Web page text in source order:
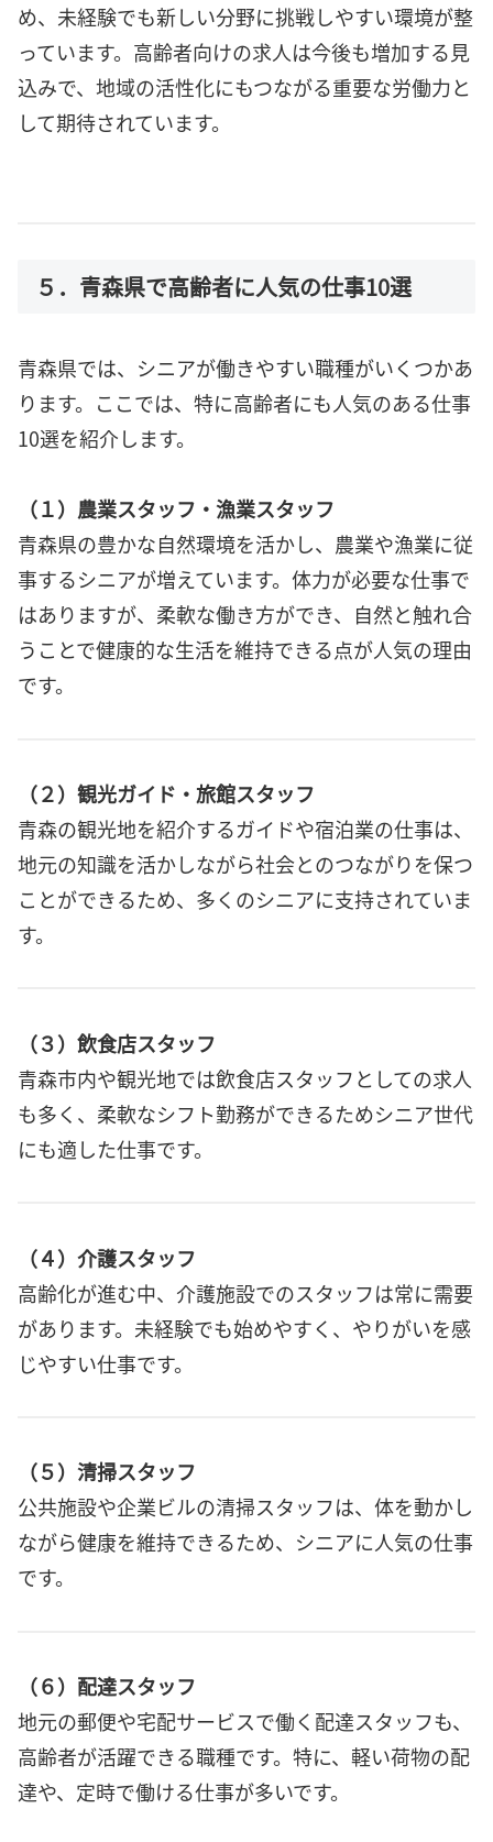
め、未経験でも新しい分野に挑戦しやすい環境が整
っています。高齢者向けの求人は今後も増加する見
込みで、地域の活性化にもつながる重要な労働力と
して期待されています。
５．青森県で高齢者に人気の仕事10選
青森県では、シニアが働きやすい職種がいくつかあ
ります。ここでは、特に高齢者にも人気のある仕事
10選を紹介します。
（１）農業スタッフ・漁業スタッフ
青森県の豊かな自然環境を活かし、農業や漁業に従
事するシニアが増えています。体力が必要な仕事で
はありますが、柔軟な働き方ができ、自然と触れ合
うことで健康的な生活を維持できる点が人気の理由
です。
（２）観光ガイド・旅館スタッフ
青森の観光地を紹介するガイドや宿泊業の仕事は、
地元の知識を活かしながら社会とのつながりを保つ
ことができるため、多くのシニアに支持されていま
す。
（３）飲食店スタッフ
青森市内や観光地では飲食店スタッフとしての求人
も多く、柔軟なシフト勤務ができるためシニア世代
にも適した仕事です。
（４）介護スタッフ
高齢化が進む中、介護施設でのスタッフは常に需要
があります。未経験でも始めやすく、やりがいを感
じやすい仕事です。
（５）清掃スタッフ
公共施設や企業ビルの清掃スタッフは、体を動かし
ながら健康を維持できるため、シニアに人気の仕事
です。
（６）配達スタッフ
地元の郵便や宅配サービスで働く配達スタッフも、
高齢者が活躍できる職種です。特に、軽い荷物の配
達や、定時で働ける仕事が多いです。